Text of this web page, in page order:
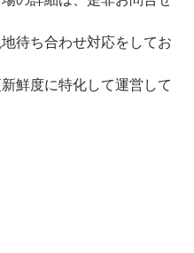
待ち合わせ対応をしてお
鮮度に特化して運営して